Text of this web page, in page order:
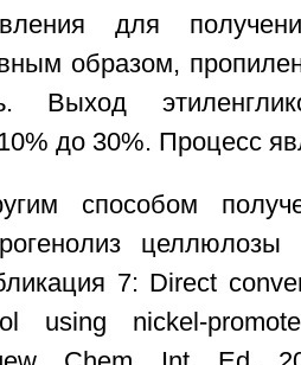
для
образом,
Выход
до 30%. Процесс
способом
целлюлозы
7: Direct
using nickel-